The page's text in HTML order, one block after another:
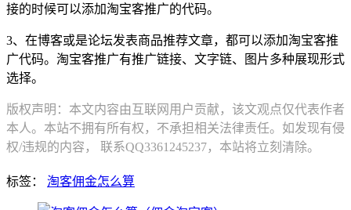
接的时候可以添加淘宝客推广的代码。
3、在博客或是论坛发表商品推荐文章，都可以添加淘宝客推
广代码。淘宝客推广有推广链接、文字链、图片多种展现形式
选择。
版权声明：本文内容由互联网用户贡献，该文观点仅代表作者
本人。本站不拥有所有权，不承担相关法律责任。如发现有侵
权/违规的内容， 联系QQ3361245237，本站将立刻清除。
标签： 淘客佣金怎么算